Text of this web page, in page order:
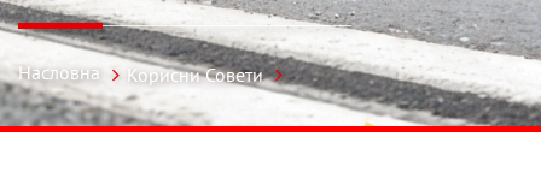
Насловна Корисни Совети